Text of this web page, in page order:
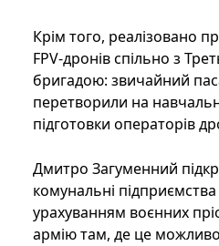
Крім того, реалізовано
FPV-дронів спільно з
бригадою: звичайний
перетворили на
підготовки операторів
Дмитро Загуменний
комунальні
урахуванням воєнних
армію там, де це